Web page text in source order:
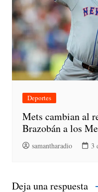
Deportes
Mets cambian al
Brazobán a los
samantharadio 3
Deja una respuesta